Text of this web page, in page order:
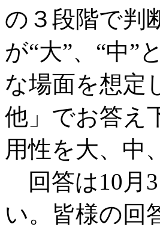
の３段階で判
が“大”、“中”
な場面を想定
他」でお答え
用性を大、中
回答は10月
い。皆様の回